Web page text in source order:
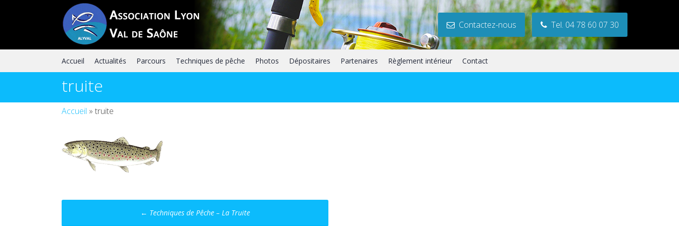
Contactez-nous Tel. 04 78 60 07 30
Accueil Actualités Parcours Techniques de pêche Photos Dépositaires Partenaires Règlement intérieur Contact
truite
Accueil » truite
Post ← Techniques de Pêche – La Truite